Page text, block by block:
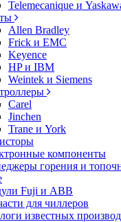
Telemecanique и
Allen Bradley
Frick и EMC
Keyence
HP и IBM
Weintek и Siemens
Carel
Jinchen
Trane и York
компоненты
горения и
Fuji и ABB
для чиллеров
известных